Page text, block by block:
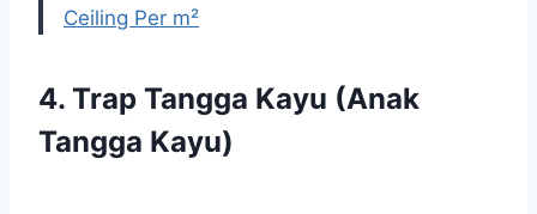
Ceiling Per m²
4. Trap Tangga Kayu (Anak
Tangga Kayu)